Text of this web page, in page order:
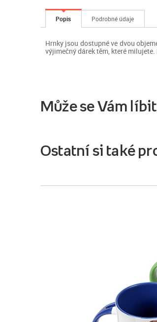
Popis Podrobné údaje
Hrnky jsou dostupné ve dvou
výjimečný dárek těm, které
Může se Vám líbit
Ostatní si také